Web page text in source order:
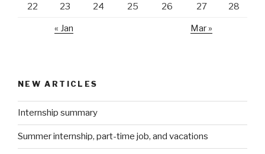
22 23 24 25 26 27 28
« Jan Mar »
NEW ARTICLES
Internship summary
Summer internship, part-time job, and vacations